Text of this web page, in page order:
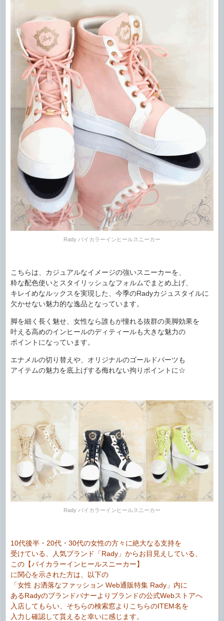
Rady バイカラーインヒールスニーカー
こちらは、カジュアルなイメージの強いスニーカーを、
粋な配色使いとスタイリッシュなフォルムでまとめ上げ、
キレイめなルックスを実現した、今季のRadyカジュスタイルに
欠かせない魅力的な逸品となっています。
脚を細く長く魅せ、女性なら誰もが憧れる抜群の美脚効果を
叶える高めのインヒールのディティールも大きな魅力の
ポイントになっています。
エナメルの切り替えや、オリジナルのゴールドパーツも
アイテムの魅力を底上げする侮れない拘りポイントに☆
Rady バイカラーインヒールスニーカー
10代後半・20代・30代の女性の方々に絶大なる支持を
受けている、人気ブランド「Rady」からお目見えしている、
この【バイカラーインヒールスニーカー】
に関心を示された方は、以下の
「女性 お洒落なファッション Web通販特集 Rady」内に
あるRadyのブランドバナーよりブランドの公式Webストアへ
入店してもらい、そちらの検索窓よりこちらのITEM名を
入力し確認して貰えると幸いに感じます。